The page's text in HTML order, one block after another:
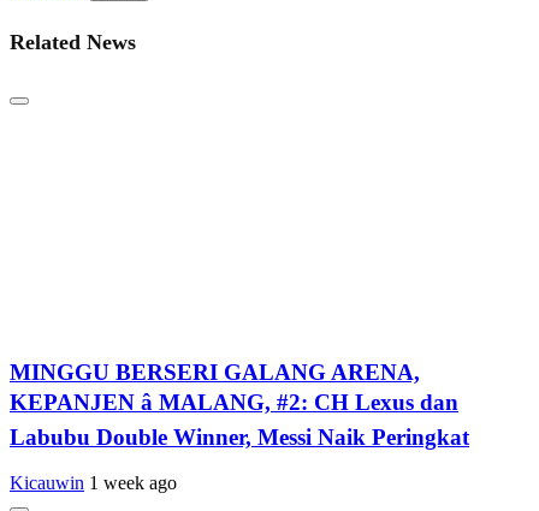
Related News
MINGGU BERSERI GALANG ARENA,
KEPANJEN â MALANG, #2: CH Lexus dan
Labubu Double Winner, Messi Naik Peringkat
Kicauwin 1 week ago